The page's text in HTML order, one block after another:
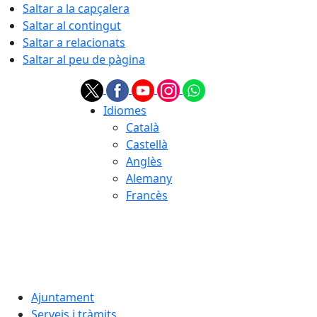
Saltar a la capçalera
Saltar al contingut
Saltar a relacionats
Saltar al peu de pàgina
Idiomes
Català
Castellà
Anglès
Alemany
Francès
Ajuntament